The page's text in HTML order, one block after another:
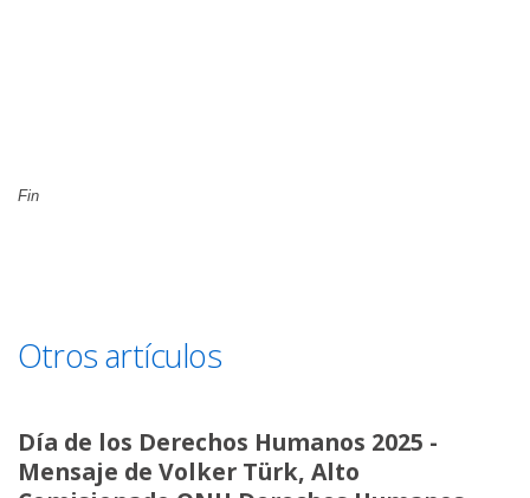
Fin
Otros artículos
Día de los Derechos Humanos 2025 -
Mensaje de Volker Türk, Alto